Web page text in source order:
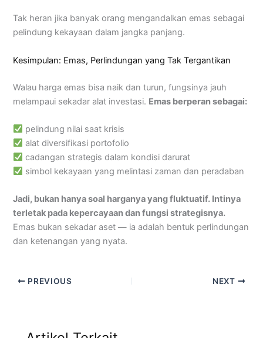
Tak heran jika banyak orang mengandalkan emas sebagai
pelindung kekayaan dalam jangka panjang.
Kesimpulan: Emas, Perlindungan yang Tak Tergantikan
Walau harga emas bisa naik dan turun, fungsinya jauh
melampaui sekadar alat investasi. Emas berperan sebagai:
pelindung nilai saat krisis
alat diversifikasi portofolio
cadangan strategis dalam kondisi darurat
simbol kekayaan yang melintasi zaman dan peradaban
Jadi, bukan hanya soal harganya yang fluktuatif. Intinya
terletak pada kepercayaan dan fungsi strategisnya.
Emas bukan sekadar aset — ia adalah bentuk perlindungan
dan ketenangan yang nyata.
PREVIOUS NEXT